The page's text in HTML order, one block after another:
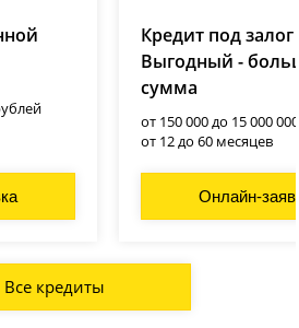
Кредит под залог
Выгодный -
сумма
от 150 000 до 15 000
от 12 до 60 месяцев
Онлайн-
Все кредиты